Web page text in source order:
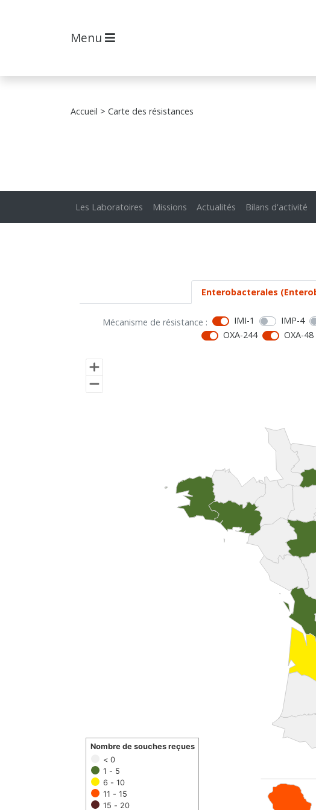
Menu
Accueil > Carte des résistances
Les Laboratoires Missions Actualités Bilans d'activité
Enterobacterales
Mécanisme de résistance : IMI-1 IMP-4
OXA-244
OXA-48
< 0
1 - 5
6 - 10
11 - 15
15 - 20
Nombre de souches reçues